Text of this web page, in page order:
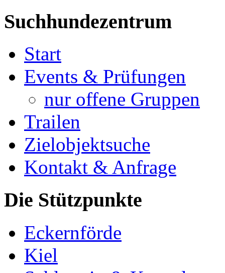
Suchhundezentrum
Start
Events & Prüfungen
nur offene Gruppen
Trailen
Zielobjektsuche
Kontakt & Anfrage
Die Stützpunkte
Eckernförde
Kiel